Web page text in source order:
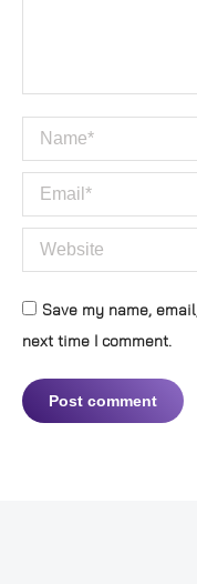
Name *
Email *
Website
Save my name,
next time I comment.
Post comment